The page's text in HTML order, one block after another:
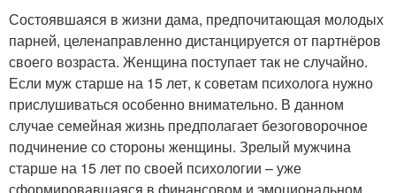
Состоявшаяся в жизни дама, предпочитающая молодых
парней, целенаправленно дистанцируется от партнёров
своего возраста. Женщина поступает так не случайно.
Если муж старше на 15 лет, к советам психолога нужно
прислушиваться особенно внимательно. В данном
случае семейная жизнь предполагает безоговорочное
подчинение со стороны женщины. Зрелый мужчина
старше на 15 лет по своей психологии – уже
сформировавшаяся в финансовом и эмоциональном